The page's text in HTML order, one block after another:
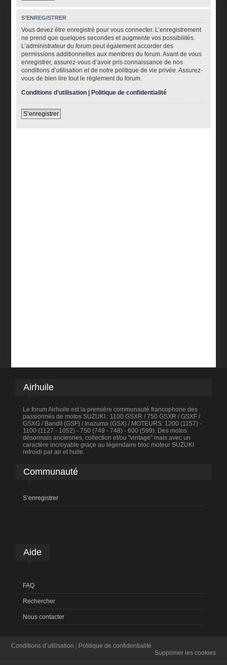
S’ENREGISTRER
Vous devez être enregistré pour vous connecter. L’enregistrement
ne prend que quelques secondes et augmente vos possibilités.
L’administrateur du forum peut également accorder des
permissions additionnelles aux membres du forum. Avant de vous
enregistrer, assurez-vous d’avoir pris connaissance de nos
conditions d’utilisation et de notre politique de vie privée. Assurez-
vous de bien lire tout le règlement du forum.
Conditions d’utilisation |Politique de confidentialité
S’enregistrer
Airhuile
Le forum Airhuile est la première communauté francophone des
passionnés de motos SUZUKI : 1100 GSXR / 750 GSXR / GSXF /
GSXG / Bandit (GSF) / Inazuma (GSX) / MOTEURS: 1200 (1157) -
1100 (1127 - 1052) - 750 (749 - 748) - 600 (599). Des motos
désormais anciennes, collection et/ou "vintage" mais avec un
caractère incroyable graçe au légendaire bloc moteur SUZUKI
refroidi par air et huile.
Communauté
S’enregistrer
Aide
FAQ
Rechercher
Nous contacter
Conditions d’utilisation | Politique de confidentialité
Supprimer les cookies